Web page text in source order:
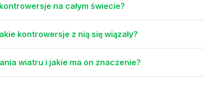
na całym świecie?
kontrowersje z nią się wiązały?
wiatru i jakie ma on znaczenie?